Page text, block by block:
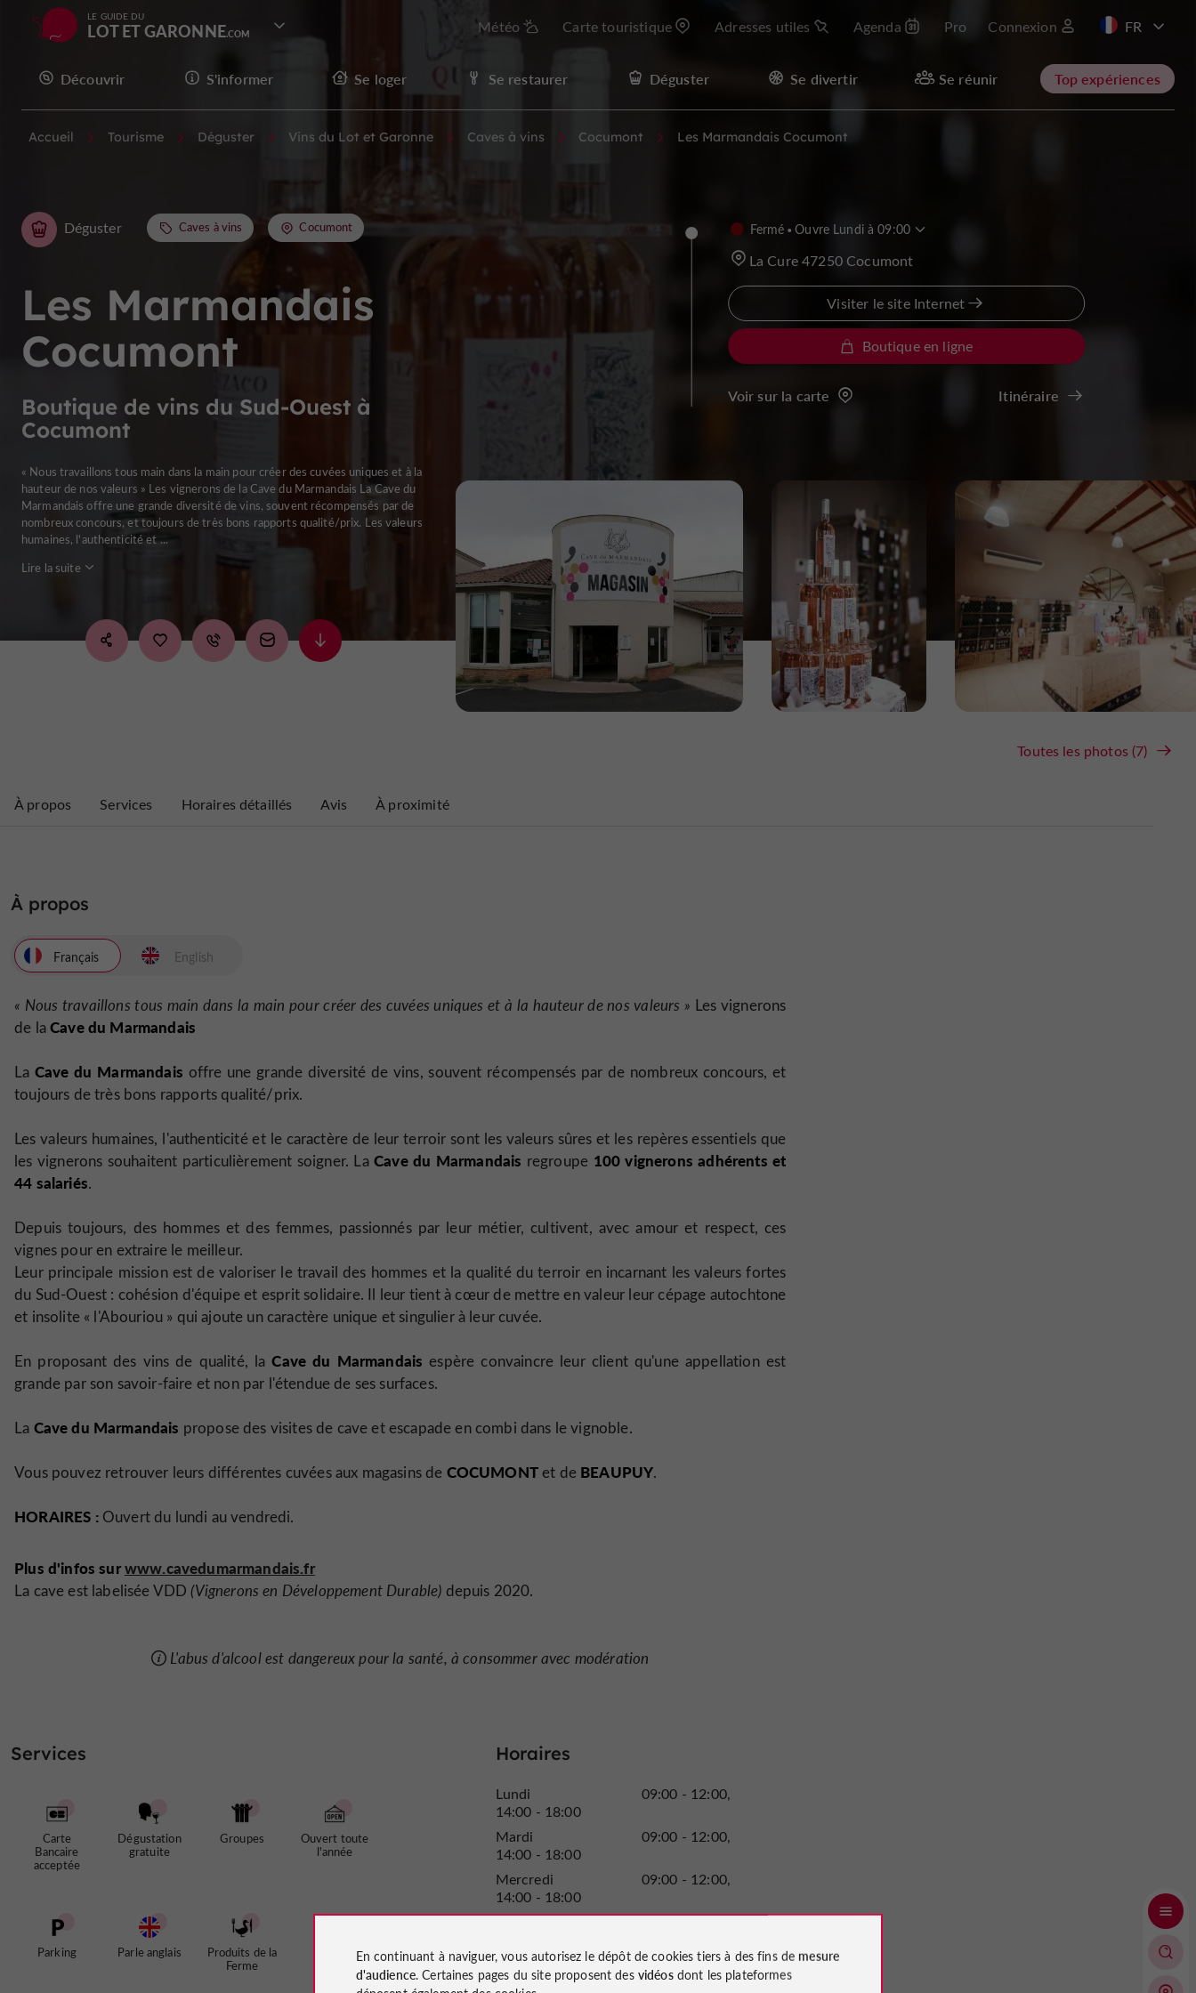
LE GUIDE DU
LOT ET GARONNE Météo Carte touristique Adresses utiles Agenda Pro Connexion
EN
Découvrir S'informer Se loger Se restaurer Déguster Se divertir Se réunir Top expériences
Accueil Tourisme Déguster Vins du Lot et Garonne Caves à vins Cocumont Les Marmandais Cocumont
Les Marmandais
Cocumont
Boutique de vins du Sud-Ouest à
Cocumont
Déguster Caves à vins Cocumont
« Nous travaillons tous main dans la main pour créer des cuvées uniques et à la
hauteur de nos valeurs » Les vignerons de la Cave du Marmandais La Cave du
Marmandais offre une grande diversité de vins, souvent récompensés par de
nombreux concours, et toujours de très bons rapports qualité/prix. Les valeurs
humaines, l'authenticité et ...
Lire la suite
Toutes les photos (7)
Fermé Ouvre Lundi à 09:00
La Cure 47250 Cocumont
Visiter le site Internet
Boutique en ligne
Voir sur la carte Itinéraire
À propos Services Horaires détaillés Avis À proximité
À propos
Français
« Nous travaillons tous main dans la main pour créer des cuvées uniques et à la hauteur de nos valeurs » Les vignerons
de laCave du Marmandais
La Cave du Marmandais offre une grande diversité de vins, souvent récompensés par de nombreux concours, et
toujours de très bons rapports qualité/prix.
Les valeurs humaines, l'authenticité et le caractère de leur terroir sont les valeurs sûres et les repères essentiels que
les vignerons souhaitent particulièrement soigner. LaCave du Marmandais regroupe 100 vignerons adhérents et
44 salariés.
Depuis toujours, des hommes et des femmes, passionnés par leur métier, cultivent, avec amour et respect, ces
vignes pour en extraire le meilleur.
Leur principale mission est de valoriser le travail des hommes et la qualité du terroir en incarnant les valeurs fortes
du Sud-Ouest : cohésion d'équipe et esprit solidaire. Il leur tient à cœur de mettre en valeur leur cépage autochtone
et insolite « l'Abouriou » qui ajoute un caractère unique et singulier à leur cuvée.
En proposant des vins de qualité, laCave du Marmandais espère convaincre leur client qu'une appellation est
grande par son savoir-faire et non par l'étendue de ses surfaces.
La Cave du Marmandais propose des visites de cave et escapade en combi dans le vignoble.
Vous pouvez retrouver leurs différentes cuvées aux magasins de COCUMONTet de BEAUPUY.
HORAIRES :Ouvert du lundi au vendredi.
Plus d'infos surwww.cavedumarmandais.fr
La cave est labelisée VDD (Vignerons en Développement Durable) depuis 2020.
L'abus d'alcool est dangereux pour la santé, à consommer avec modération
English
Services
Carte
Bancaire
acceptée
Dégustation
gratuite
Groupes
Ouvert toute
l'année
Parking Parle anglais
Produits de la
Ferme
Horaires
Lundi
09:00 - 12:00
14:00 - 18:00
Mardi
09:00 - 12:00
14:00 - 18:00
Mercredi
09:00 - 12:00
14:00 - 18:00
Jeudi
09:00 - 12:00
Vendredi
09:00 - 12:00
14:00 - 18:00
En continuant à naviguer, vous autorisez le dépôt de cookies tiers à des fins de mesure
d'audience. Certaines pages du site proposent des vidéosdont les plateformes